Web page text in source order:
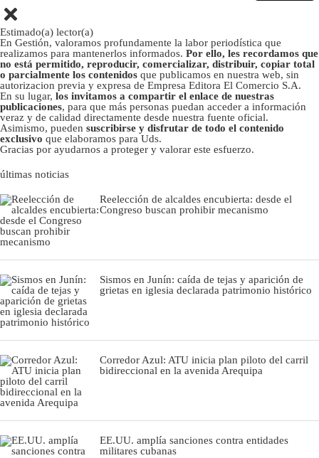
Estimado(a) lector(a)
En Gestión, valoramos profundamente la labor periodística que
realizamos para mantenerlos informados. Por ello, les recordamos que
no está permitido, reproducir, comercializar, distribuir, copiar total
o parcialmente los contenidos que publicamos en nuestra web, sin
autorizacion previa y expresa de Empresa Editora El Comercio S.A.
En su lugar, los invitamos a compartir el enlace de nuestras
publicaciones, para que más personas puedan acceder a información
veraz y de calidad directamente desde nuestra fuente oficial.
Asimismo, pueden suscribirse y disfrutar de todo el contenido
exclusivo que elaboramos para Uds.
Gracias por ayudarnos a proteger y valorar este esfuerzo.
últimas noticias
Reelección de alcaldes encubierta: desde el
Congreso buscan prohibir mecanismo
Sismos en Junín: caída de tejas y aparición de
grietas en iglesia declarada patrimonio histórico
Corredor Azul: ATU inicia plan piloto del carril
bidireccional en la avenida Arequipa
EE.UU. amplía sanciones contra entidades
militares cubanas